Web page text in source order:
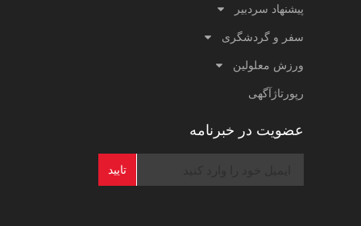
پیشنهاد سردبیر
سفر و گردشگری
ورزش معلولین
رپورتاژآگهی
عضویت در خبرنامه
تایید